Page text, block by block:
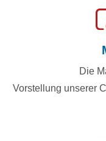
Die
Vorstellung unserer